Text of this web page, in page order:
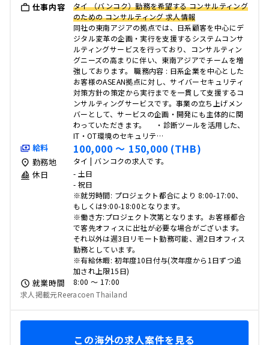
仕事内容
タイ （バンコク）勤務を希望する コンサルティング
のための コンサルティング 求人情報
同社の東南アジアの拠点では、日系顧客を中心にデ
ジタル変革の企画・実行を支援するシステムコンサ
ルティングサービスを行っており、コンサルティン
グニーズの高まりに伴い、東南アジアでチームを増
強しております。 職務内容 : 日系企業を中心とした
お客様のASEAN拠点に対し、サイバーセキュリティ
対策方針の策定から実行までを一貫して支援するコ
ンサルティングサービスです。事業の立ち上げメン
バーとして、サービスの企画・開発にも主体的に関
わっていただきます。 ・診断ツールを活用した、
IT・OT環境のセキュリテ…
給料 100,000 〜 150,000 (THB)
勤務地 タイ | バンコクの求人です。
休日
- 土日
- 祝日
※就労時間: プロジェクト都合により 8:00-17:00、
もしくは9:00-18:00となります。
※働き方:プロジェクト次第となります。お客様都合
で客先オフィスに出社が必要な場合がございます。
それ以外は週3日リモート勤務可能、週2日オフィス
勤務としています。
※有給休暇: 初年度10日付与(次年度から1日ずつ追
加され上限15日)
就業時間
8:00 〜 17:00
求人掲載元Reeracoen Thailand
この海外の求人案件を見る